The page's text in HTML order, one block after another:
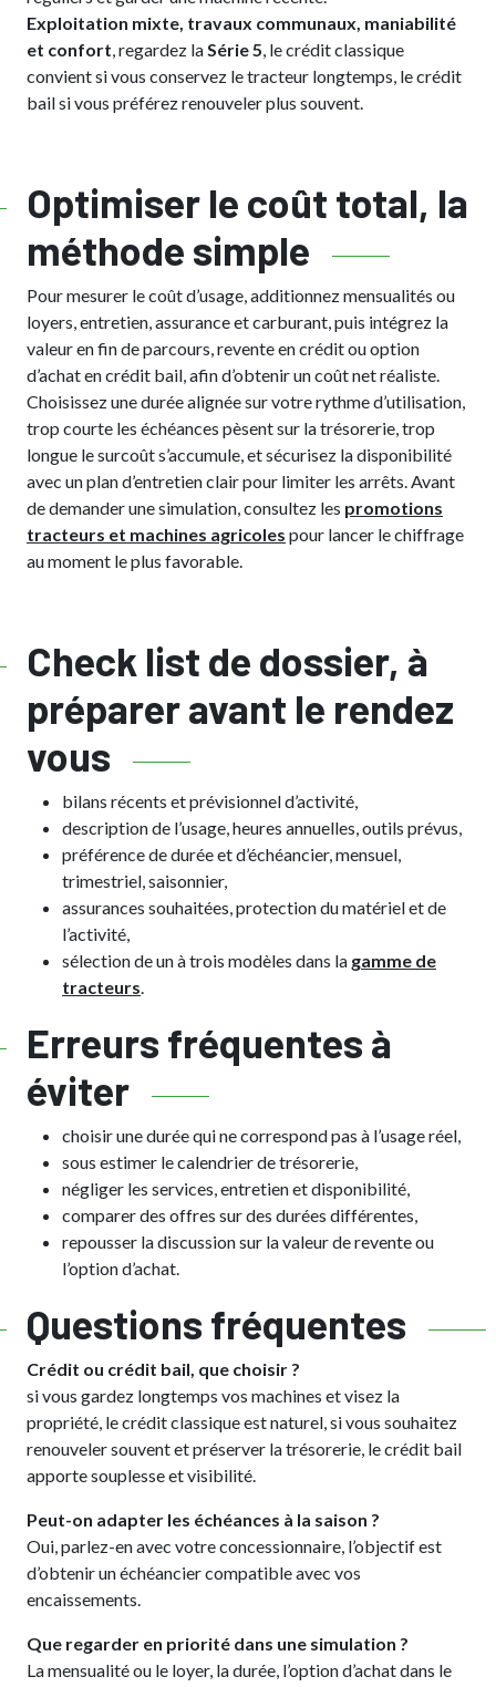
Exploitation mixte, travaux communaux, maniabilité
et confort, regardez laSérie 5, le crédit classique
convient si vous conservez le tracteur longtemps, le crédit
bail si vous préférez renouveler plus souvent.
Optimiser le coût total, la
méthode simple
Pour mesurer le coût d’usage, additionnez mensualités ou
loyers, entretien, assurance et carburant, puis intégrez la
valeur en fin de parcours, revente en crédit ou option
d’achat en crédit bail, afin d’obtenir un coût net réaliste.
Choisissez une durée alignée sur votre rythme d’utilisation,
trop courte les échéances pèsent sur la trésorerie, trop
longue le surcoût s’accumule, et sécurisez la disponibilité
avec un plan d’entretien clair pour limiter les arrêts. Avant
de demander une simulation, consultez les promotions
tracteurs et machines agricoles pour lancer le chiffrage
au moment le plus favorable.
Check list de dossier, à
préparer avant le rendez
vous
bilans récents et prévisionnel d’activité,
description de l’usage, heures annuelles, outils prévus,
préférence de durée et d’échéancier, mensuel,
trimestriel, saisonnier,
assurances souhaitées, protection du matériel et de
l’activité,
sélection de un à trois modèles dans la gamme de
tracteurs.
Erreurs fréquentes à
éviter
choisir une durée qui ne correspond pas à l’usage réel,
sous estimer le calendrier de trésorerie,
négliger les services, entretien et disponibilité,
comparer des offres sur des durées différentes,
repousser la discussion sur la valeur de revente ou
l’option d’achat.
Questions fréquentes
Crédit ou crédit bail, que choisir ?
si vous gardez longtemps vos machines et visez la
propriété, le crédit classique est naturel, si vous souhaitez
renouveler souvent et préserver la trésorerie, le crédit bail
apporte souplesse et visibilité.
Peut-on adapter les échéances à la saison ?
Oui, parlez-en avec votre concessionnaire, l’objectif est
d’obtenir un échéancier compatible avec vos
encaissements.
Que regarder en priorité dans une simulation ?
La mensualité ou le loyer, la durée, l’option d’achat dans le